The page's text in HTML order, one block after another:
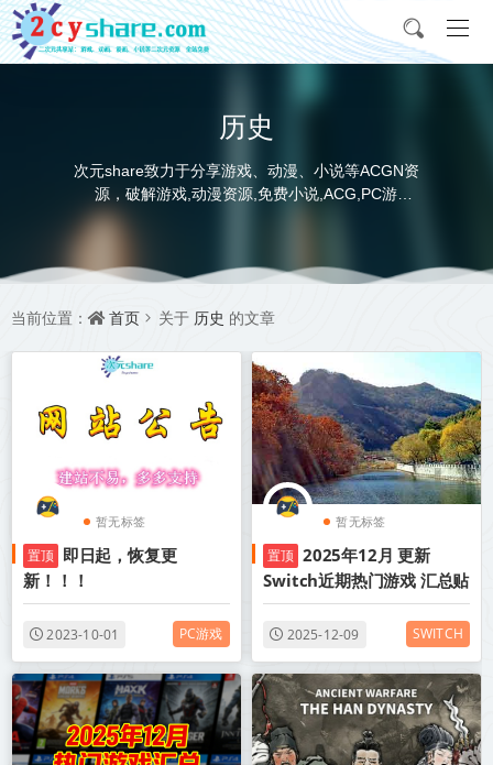
历史
次元share致力于分享游戏、动漫、小说等ACGN资
源，破解游戏,动漫资源,免费小说,ACG,PC游
戏,switch游戏,金手指，动画电影,动画片,全本小说,
并提供网盘下载
当前位置： 首页 关于 历史 的文章
暂无标签
置顶 即日起，恢复更
新！！！
2023-10-01 PC游戏
暂无标签
置顶 2025年12月 更新
Switch近期热门游戏 汇总贴
2025-12-09 SWITCH